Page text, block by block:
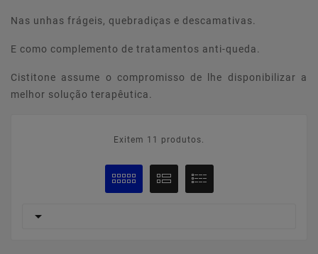
Nas unhas frágeis, quebradiças e descamativas.
E como complemento de tratamentos anti-queda.
Cistitone assume o compromisso de lhe disponibilizar a
melhor solução terapêutica.
Exitem 11 produtos.
